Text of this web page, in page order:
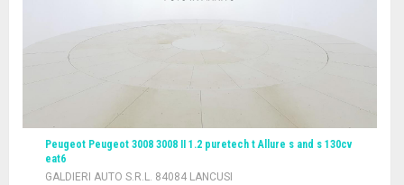
Peugeot Peugeot 3008 3008 II 1.2 puretech t Allure s and s 130cv
eat6
GALDIERI AUTO S.R.L. 84084 LANCUSI